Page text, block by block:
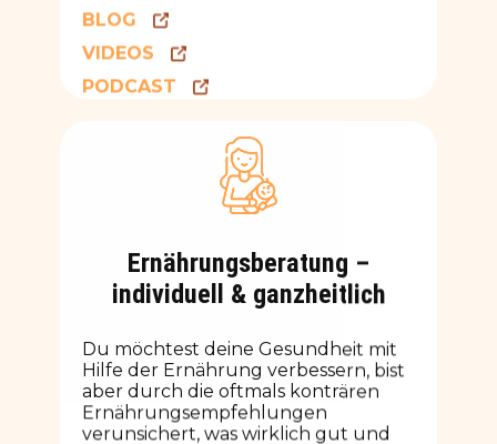
BLOG
VIDEOS
PODCAST
Ernährungsberatung –
individuell & ganzheitlich
Du möchtest deine Gesundheit mit
Hilfe der Ernährung verbessern, bist
aber durch die oftmals konträren
Ernährungsempfehlungen
verunsichert, was wirklich gut und